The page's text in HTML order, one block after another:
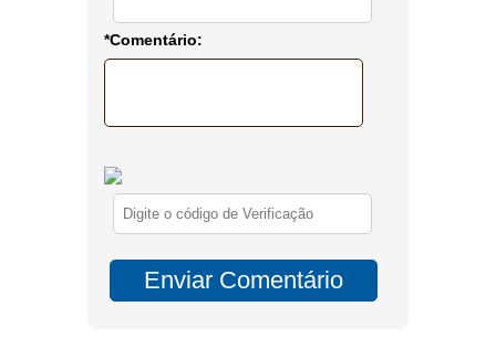
*Comentário: